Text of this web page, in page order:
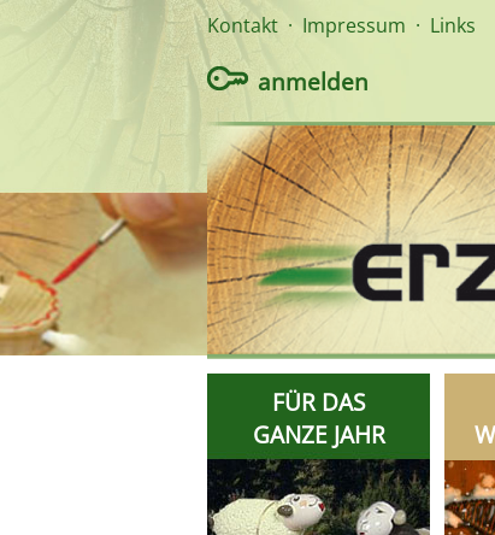
Kontakt · Impressum · Links
anmelden
FÜR DAS
GANZE JAHR